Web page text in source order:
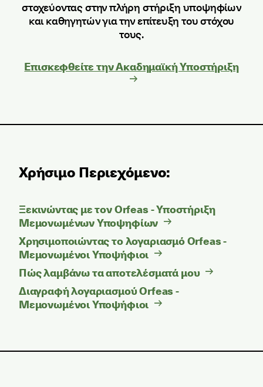
στοχεύοντας στην πλήρη στήριξη υποψηφίων
και καθηγητών για την επίτευξη του στόχου
τους.
Επισκεφθείτε την Ακαδημαϊκή Υποστήριξη
Χρήσιμο Περιεχόμενο:
Ξεκινώντας με τον Οrfeas - Υποστήριξη
Μεμονωμένων Υποψηφίων
Χρησιμοποιώντας το λογαριασμό Οrfeas -
Μεμονωμένοι Υποψήφιοι
Πώς λαμβάνω τα αποτελέσματά μου
Διαγραφή λογαριασμού Orfeas -
Μεμονωμένοι Υποψήφιοι